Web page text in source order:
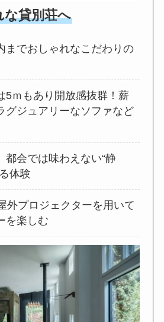
貸別荘へ
までおしゃれなこだわりの
5ｍもあり開放感抜群！薪
グジュアリーなソファなど
都会では味わえない“静
体験
外プロジェクターを用いて
を楽しむ